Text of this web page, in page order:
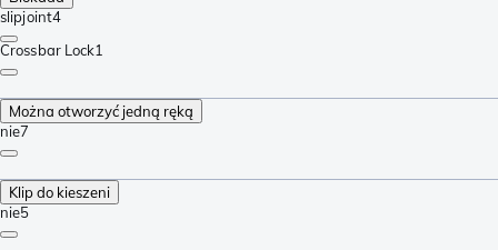
slipjoint4
Crossbar Lock1
Można otworzyć jedną ręką
nie7
Klip do kieszeni
nie5